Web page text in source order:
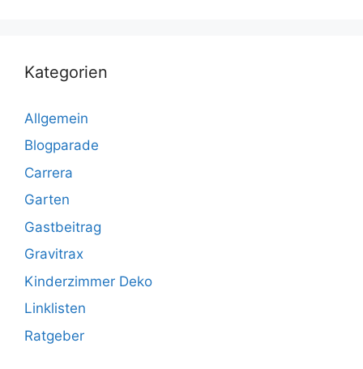
Kategorien
Allgemein
Blogparade
Carrera
Garten
Gastbeitrag
Gravitrax
Kinderzimmer Deko
Linklisten
Ratgeber